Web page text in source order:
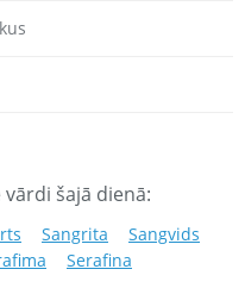
šajā dienā:
Sangrita
Sangvids
Serafina